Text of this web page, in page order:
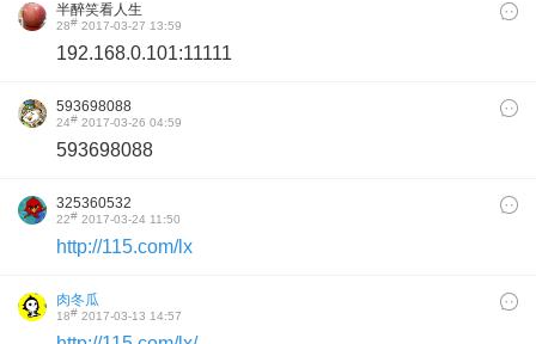
半醉笑看人生
28# 2017-03-27 13:59
192.168.0.101:11111
593698088
24# 2017-03-26 04:59
593698088
325360532
22# 2017-03-24 11:50
http://115.com/lx
肉冬瓜
18# 2017-03-13 14:57